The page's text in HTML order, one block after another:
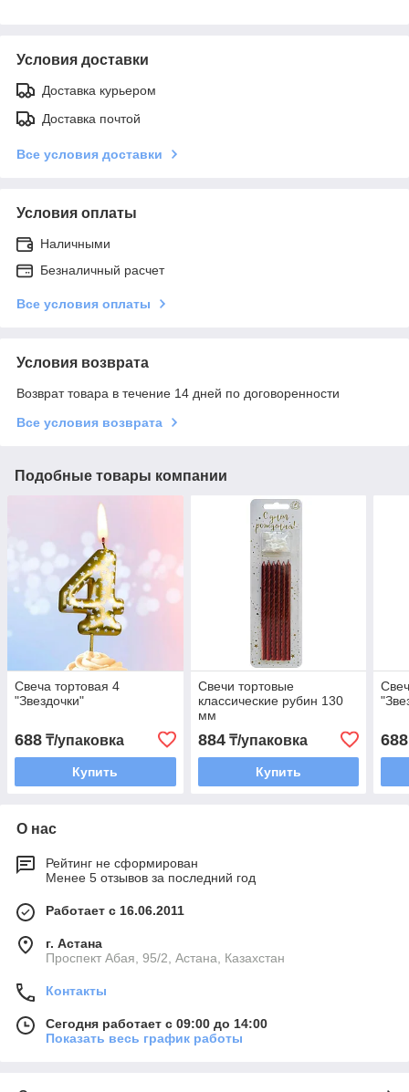
Условия доставки
Доставка курьером
Доставка почтой
Все условия доставки
Условия оплаты
Наличными
Безналичный расчет
Все условия оплаты
Условия возврата
Возврат товара в течение 14 дней по договоренности
Все условия возврата
Подобные товары компании
Свеча тортовая 4
"Звездочки"
688 ₸/упаковка
Купить
Свечи тортовые
классические рубин 130
мм
884₸/упаковка
Купить
688
О нас
Рейтинг не сформирован
Менее 5 отзывов за последний год
Работает с 16.06.2011
г. Астана
​Проспект Абая, 95/2, Астана, Казахстан
Контакты
Сегодня работает с 09:00 до 14:00
Показать весь график работы